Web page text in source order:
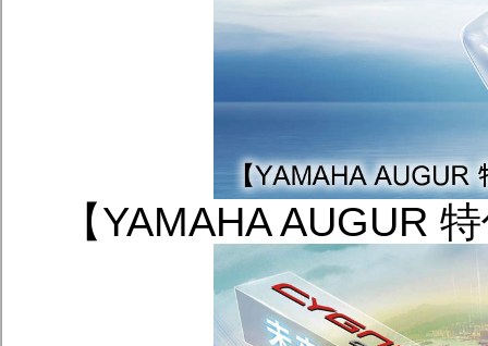
【YAMAHA AUGUR